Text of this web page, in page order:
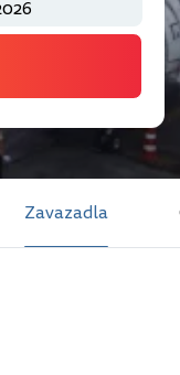
Zavazadla